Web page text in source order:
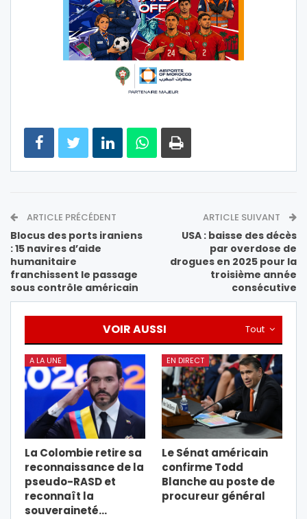
ARTICLE PRÉCÉDENT
Blocus des ports iraniens
: 15 navires d’aide
humanitaire
franchissent le passage
sous contrôle américain
ARTICLE SUIVANT
USA : baisse des décès
par overdose de
drogues en 2025 pour la
troisième année
consécutive
Tout
VOIR AUSSI
A LA UNE
La Colombie retire sa
reconnaissance de la
pseudo-RASD et
reconnaît la
souveraineté…
EN DIRECT
Le Sénat américain
confirme Todd
Blanche au poste de
procureur général